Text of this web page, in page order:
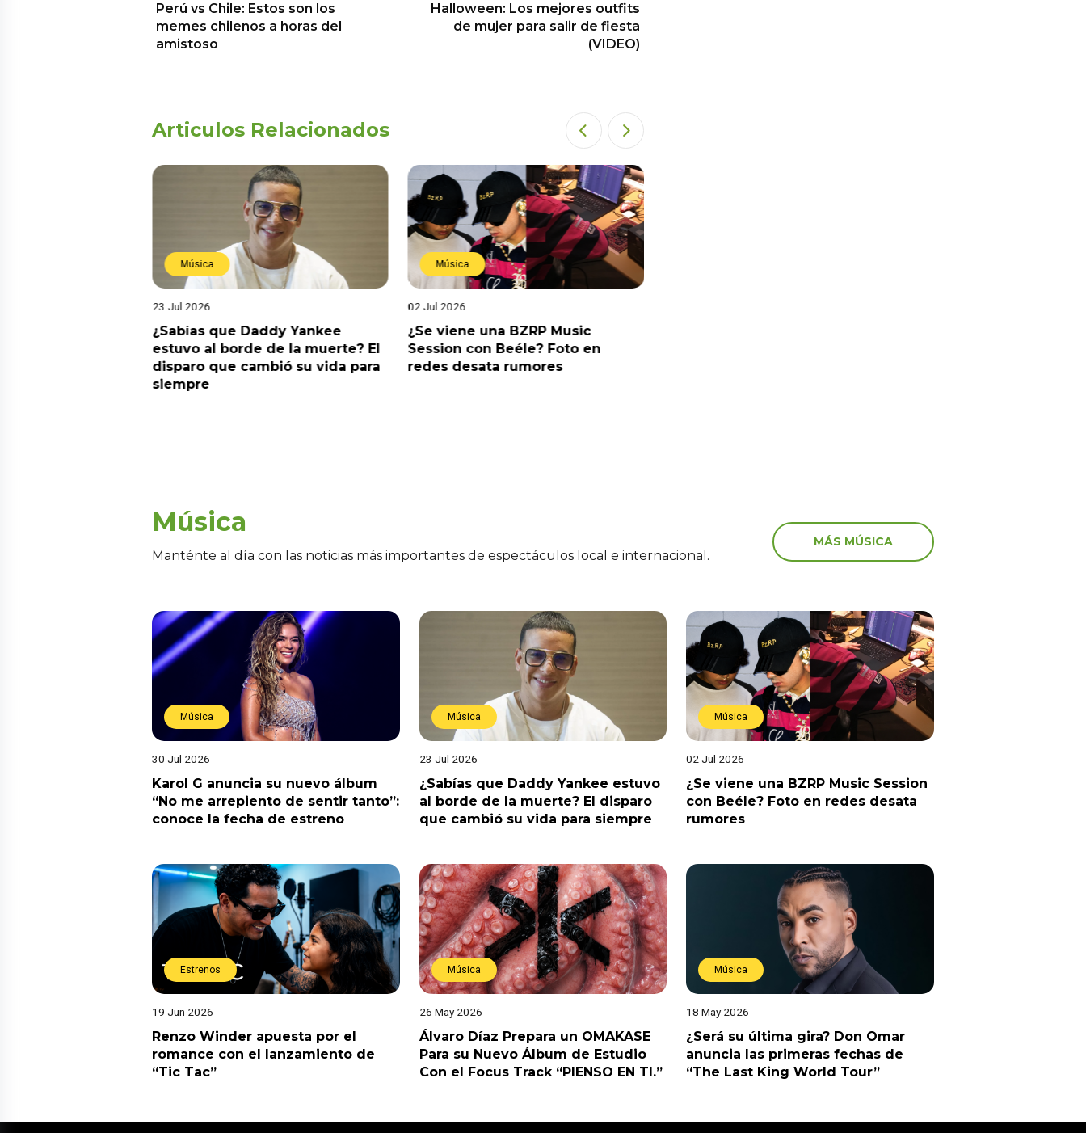
Perú vs Chile: Estos son los
memes chilenos a horas del
amistoso
Halloween: Los mejores outfits
de mujer para salir de fiesta
(VIDEO)
Articulos Relacionados
Música
23 Jul 2026
¿Sabías que Daddy Yankee
estuvo al borde de la muerte? El
disparo que cambió su vida para
siempre
Música
02 Jul 2026
¿Se viene una BZRP Music
Session con Beéle? Foto en
redes desata rumores
Música
Manténte al día con las noticias más importantes de espectáculos local e internacional.
MÁS MÚSICA
Música
30 Jul 2026
Karol G anuncia su nuevo álbum
“No me arrepiento de sentir tanto”:
conoce la fecha de estreno
Música
23 Jul 2026
¿Sabías que Daddy Yankee estuvo
al borde de la muerte? El disparo
que cambió su vida para siempre
Música
02 Jul 2026
¿Se viene una BZRP Music Session
con Beéle? Foto en redes desata
rumores
Estrenos
19 Jun 2026
Renzo Winder apuesta por el
romance con el lanzamiento de
“Tic Tac”
Música
26 May 2026
Álvaro Díaz Prepara un OMAKASE
Para su Nuevo Álbum de Estudio
Con el Focus Track “PIENSO EN TI.”
Música
18 May 2026
¿Será su última gira? Don Omar
anuncia las primeras fechas de
“The Last King World Tour”